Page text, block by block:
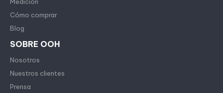
Medición
Cómo comprar
Blog
SOBRE OOH
Nosotros
Nuestros clientes
Prensa